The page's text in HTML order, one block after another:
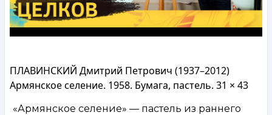
ПЛАВИНСКИЙ Дмитрий Петрович (1937–2012)
Армянское селение. 1958. Бумага, пастель. 31 × 43
«Армянское селение» — пастель из раннего